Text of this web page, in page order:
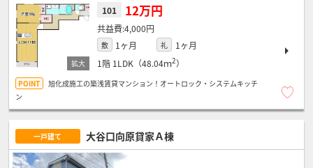
101 12万円
4,000円
敷 1ヶ月 礼
1ヶ月
1階 1LDK（48.04ｍ2）
旭化成施工の築浅賃貸マンション！オートロック・システムキッチ
ン
一戸建て 大谷口向原貸家Ａ棟